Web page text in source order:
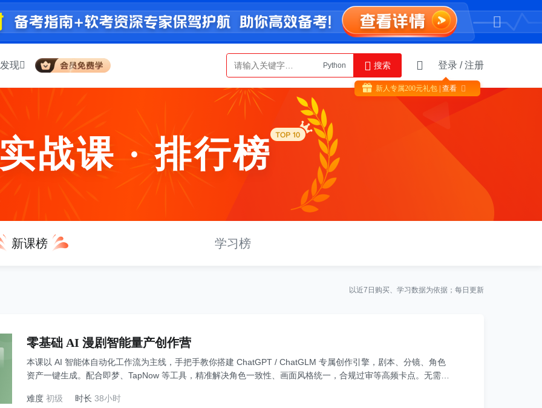
发现
Python
AI智能体
搜索 登录 /注册
新人专属200元礼包 | 查看 
战课 · 排行榜
新课榜 学习榜
以近7日购买、学习数据为依据；每日更新
零基础 AI 漫剧智能量产创作营
本课以 AI 智能体自动化工作流为主线，手把手教你搭建 ChatGPT / ChatGLM 专属创作引擎，剧本、分镜、角色
资产一键生成。配合即梦、TapNow 等工具，精准解决角色一致性、画面风格统一，合规过审等高频卡点。无需任
难度 初级 时长 38小时